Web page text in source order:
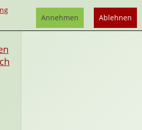
Ablehnen
Annehmen